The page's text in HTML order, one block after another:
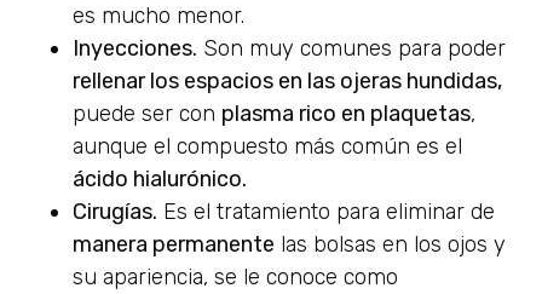
es mucho menor.
Inyecciones. Son muy comunes para poder
rellenar los espacios en las ojeras hundidas,
puede ser con plasma rico en plaquetas,
aunque el compuesto más común es el
ácido hialurónico.
Cirugías. Es el tratamiento para eliminar de
manera permanente las bolsas en los ojos y
su apariencia, se le conoce como